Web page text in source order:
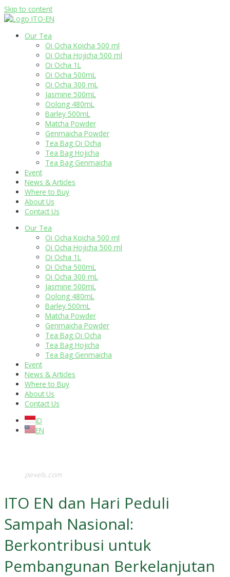
Skip to content
Our Tea
Oi Ocha Koicha 500 ml
Oi Ocha Hojicha 500 ml
Oi Ocha 1L
Oi Ocha 500mL
Oi Ocha 300 mL
Jasmine 500mL
Oolong 480mL
Barley 500mL
Matcha Powder
Genmaicha Powder
Tea Bag Oi Ocha
Tea Bag Hojicha
Tea Bag Genmaicha
Event
News & Articles
Where to Buy
About Us
Contact Us
Our Tea
Oi Ocha Koicha 500 ml
Oi Ocha Hojicha 500 ml
Oi Ocha 1L
Oi Ocha 500mL
Oi Ocha 300 mL
Jasmine 500mL
Oolong 480mL
Barley 500mL
Matcha Powder
Genmaicha Powder
Tea Bag Oi Ocha
Tea Bag Hojicha
Tea Bag Genmaicha
Event
News & Articles
Where to Buy
About Us
Contact Us
ID
EN
pexels.com
ITO EN dan Hari Peduli
Sampah Nasional:
Berkontribusi untuk
Pembangunan Berkelanjutan